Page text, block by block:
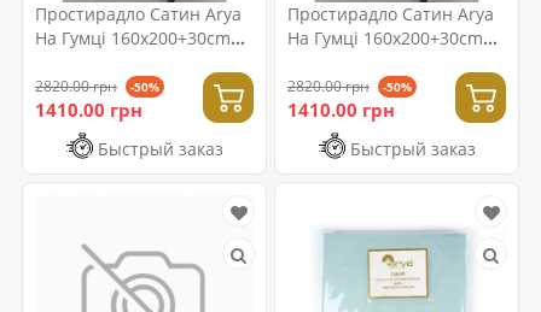
Простирадло Сатин Arya
На Гумці 160x200+30cm
2820.00 грн -50%
1410.00 грн
Быстрый заказ
Простирадло Сатин Arya
На Гумці 160x200+30cm
2820.00 грн -50%
1410.00 грн
Быстрый заказ